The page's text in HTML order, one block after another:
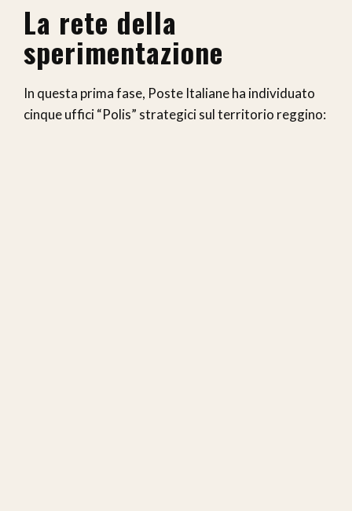
La rete della
sperimentazione
In questa prima fase, Poste Italiane ha individuato
cinque uffici “Polis” strategici sul territorio reggino: